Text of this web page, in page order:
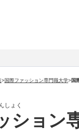
>国際ファッション専門職大学>国
しょく
ション